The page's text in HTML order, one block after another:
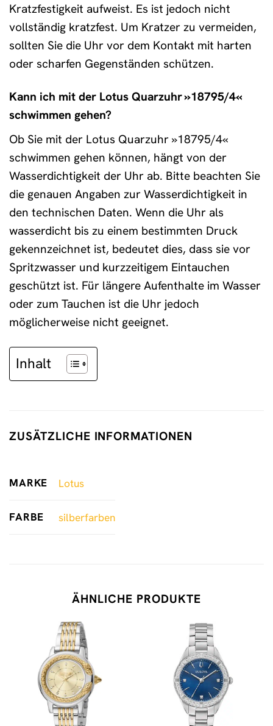
Kratzfestigkeit aufweist. Es ist jedoch nicht
vollständig kratzfest. Um Kratzer zu vermeiden,
sollten Sie die Uhr vor dem Kontakt mit harten
oder scharfen Gegenständen schützen.
Kann ich mit der Lotus Quarzuhr »18795/4«
schwimmen gehen?
Ob Sie mit der Lotus Quarzuhr »18795/4«
schwimmen gehen können, hängt von der
Wasserdichtigkeit der Uhr ab. Bitte beachten Sie
die genauen Angaben zur Wasserdichtigkeit in
den technischen Daten. Wenn die Uhr als
wasserdicht bis zu einem bestimmten Druck
gekennzeichnet ist, bedeutet dies, dass sie vor
Spritzwasser und kurzzeitigem Eintauchen
geschützt ist. Für längere Aufenthalte im Wasser
oder zum Tauchen ist die Uhr jedoch
möglicherweise nicht geeignet.
Inhalt
ZUSÄTZLICHE INFORMATIONEN
MARKE Lotus
FARBE silberfarben
ÄHNLICHE PRODUKTE